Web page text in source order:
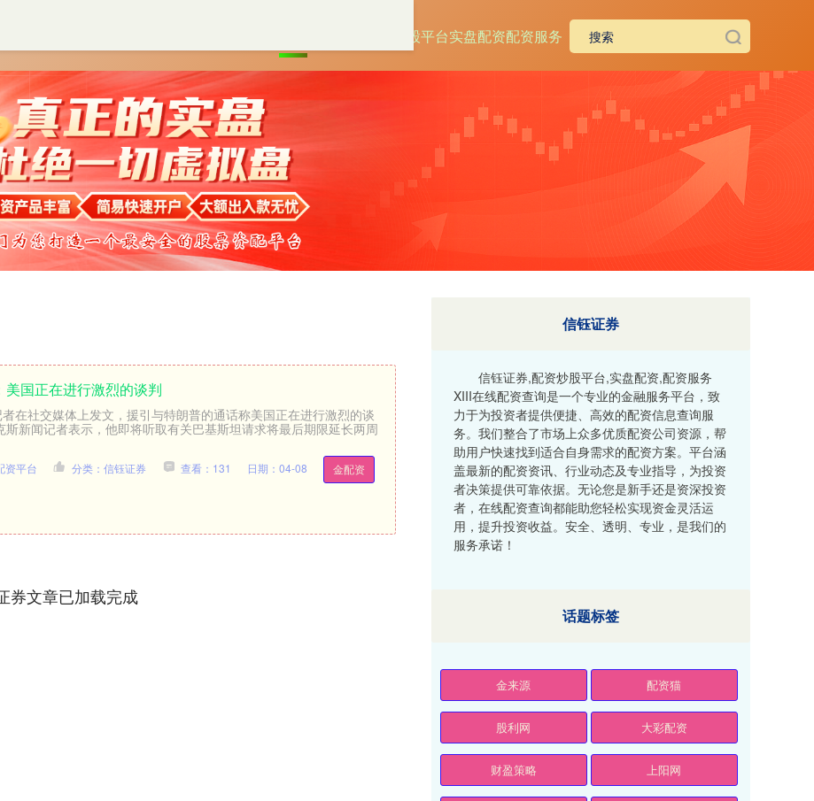
配资炒股平台实盘配资配资服务
美国正在进行激烈的谈判
在社交媒体上发文，援引与特朗普的通话称美国正在进行激烈的谈
斯新闻记者表示，他即将听取有关巴基斯坦请求将最后期限延长两周
金配资
资平台 分类：信钰证券 查看：131 日期：04-08
券文章已加载完成
信钰证券
信钰证券,配资炒股平台,实盘配资,配资服务
XIII‌在线配资查询是一个专业的金融服务平台，致
力于为投资者提供便捷、高效的配资信息查询服
务。我们整合了市场上众多优质配资公司资源，帮
助用户快速找到适合自身需求的配资方案。平台涵
盖最新的配资资讯、行业动态及专业指导，为投资
者决策提供可靠依据。无论您是新手还是资深投资
者，在线配资查询都能助您轻松实现资金灵活运
用，提升投资收益。安全、透明、专业，是我们的
服务承诺！
话题标签
金来源 配资猫
股利网 大彩配资
财盈策略 上阳网